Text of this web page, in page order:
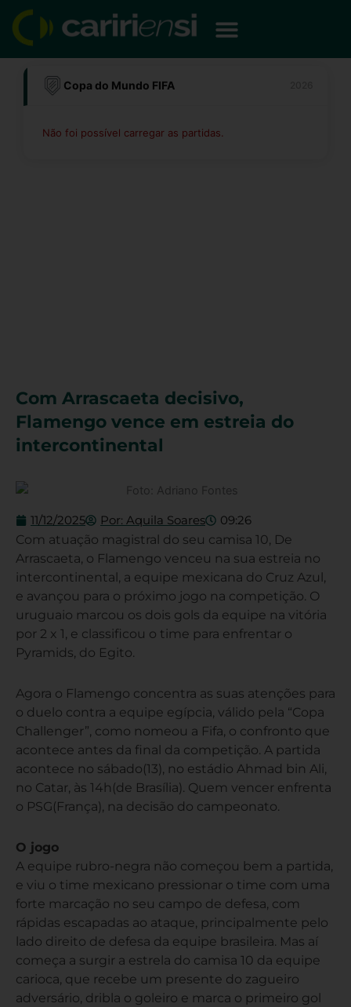
para
conteúdo
Copa do Mundo FIFA
Não foi possível carregar as partidas.
Com Arrascaeta decisivo,
Flamengo vence em estreia do
intercontinental
11/12/2025 Por: Aquila Soares 09:26
Com atuação magistral do seu camisa 10, De
Arrascaeta, o Flamengo venceu na sua estreia no
intercontinental, a equipe mexicana do Cruz Azul,
e avançou para o próximo jogo na competição. O
uruguaio marcou os dois gols da equipe na vitória
por 2 x 1, e classificou o time para enfrentar o
Pyramids, do Egito.
Agora o Flamengo concentra as suas atenções para
o duelo contra a equipe egípcia, válido pela “Copa
Challenger”, como nomeou a Fifa, o confronto que
acontece antes da final da competição. A partida
acontece no sábado(13), no estádio Ahmad bin Ali,
no Catar, às 14h(de Brasília). Quem vencer enfrenta
o PSG(França), na decisão do campeonato.
O jogo
A equipe rubro-negra não começou bem a partida,
e viu o time mexicano pressionar o time com uma
forte marcação no seu campo de defesa, com
rápidas escapadas ao ataque, principalmente pelo
lado direito de defesa da equipe brasileira. Mas aí
começa a surgir a estrela do camisa 10 da equipe
carioca, que recebe um presente do zagueiro
adversário, dribla o goleiro e marca o primeiro gol